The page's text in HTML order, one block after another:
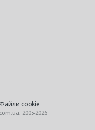
Файли cookie
2005-2026